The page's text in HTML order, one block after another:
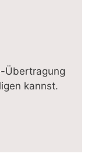
Übertragung
kannst.